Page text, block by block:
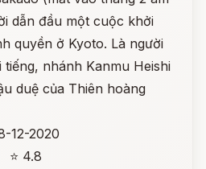
dẫn đầu một cuộc khởi
quyền ở Kyoto. Là người
tiếng, nhánh Kanmu Heishi
duệ của Thiên hoàng
12-2020
⭐ 4.8